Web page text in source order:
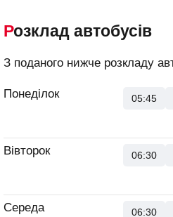
Розклад автобусів
З поданого нижче розкладу
Понеділок 05:45
Вівторок 06:30
Середа 06:30